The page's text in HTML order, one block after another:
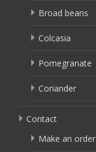
Broad beans
Colcasia
Pomegranate
Coriander
Contact
Make an order